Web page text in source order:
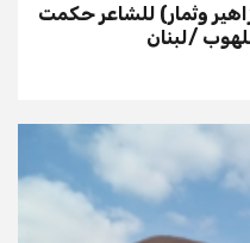
وثمار) للشاعر حكمت
/لبنان